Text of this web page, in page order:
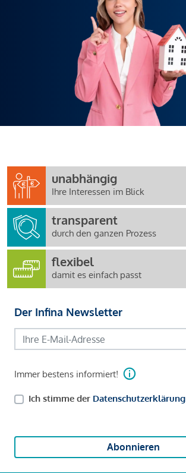
unabhängig
Ihre Interessen im Blick
transparent
durch den ganzen Prozess
flexibel
damit es einfach passt
Der Infina Newsletter
Immer bestens informiert!
Ich stimme der Datenschutzerklärung
Abonnieren